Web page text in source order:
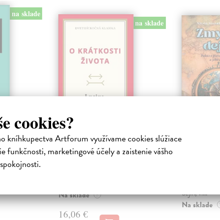
cookies?
kníhkupectva Artforum využívame cookies slúžiace
funkčnosti, marketingové účely a zaistenie vášho
na sklade
živote,
na sklade
O krátkosti života
Seneca Lucius Annaeus| Kniha
O krátkosti života (orig. De
Na sklade ?
16,06 €
Berďajev
„Historické
ktoré
dejín, vi...
Na sklade